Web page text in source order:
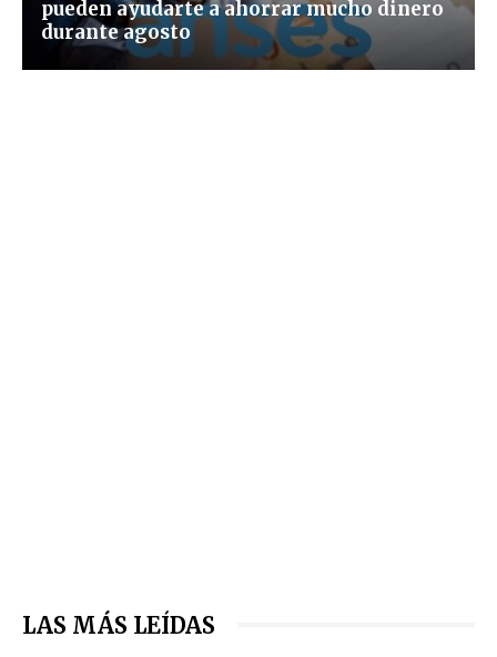
pueden ayudarte a ahorrar mucho dinero
durante agosto
LAS MÁS LEÍDAS